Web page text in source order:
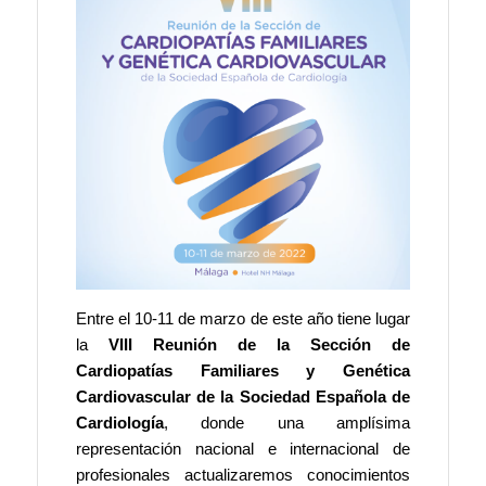
Entre el 10-11 de marzo de este año tiene lugar
la VIII Reunión de la Sección de
Cardiopatías Familiares y Genética
Cardiovascular de la Sociedad Española de
Cardiología, donde una amplísima
representación nacional e internacional de
profesionales actualizaremos conocimientos